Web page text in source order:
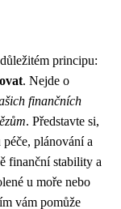
principu:
. Nejde o
finančních
. Představte si,
plánování a
finanční stability a
u moře nebo
vám pomůže